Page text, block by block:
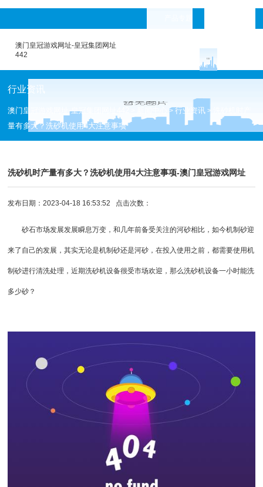
澳门皇冠游戏网址-皇冠集团网址
442
行业资讯
澳门皇冠游戏网址-皇冠集团网址442 >行业资讯 >
量有多大？洗砂机使用4大注意事项
洗砂机时产量有多大？洗砂机使用4大注意事项-澳门皇冠游戏网址
发布日期：2023-04-18 16:53:52 点击次数：
砂石市场发展发展瞬息万变，和几年前备受关注的河砂相比，如今机制砂迎
来了自己的发展，其实无论是机制砂还是河砂，在投入使用之前，都需要使用机
制砂进行清洗处理，近期洗砂机设备很受市场欢迎，那么洗砂机设备一小时能洗
多少砂？